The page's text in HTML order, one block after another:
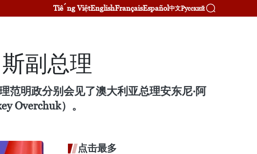
Tiếng ViệtEnglishFrançaisEspañol中文Русский
副总理
范明政分别会见了澳大利亚总理安东尼·阿
Overchuk）。
点击最多